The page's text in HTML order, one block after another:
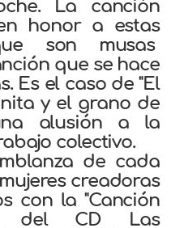
La canción
honor a estas
son musas
que se hace
Es el caso de "El
y el grano de
alusión a la
colectivo.
de cada
creadoras
con la "Canción
del CD Las